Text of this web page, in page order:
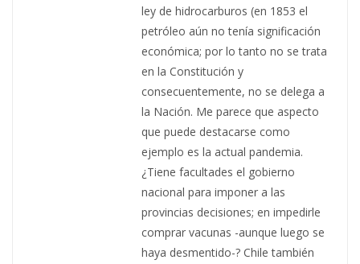
ley de hidrocarburos (en 1853 el
petróleo aún no tenía significación
económica; por lo tanto no se trata
en la Constitución y
consecuentemente, no se delega a
la Nación. Me parece que aspecto
que puede destacarse como
ejemplo es la actual pandemia.
¿Tiene facultades el gobierno
nacional para imponer a las
provincias decisiones; en impedirle
comprar vacunas -aunque luego se
haya desmentido-? Chile también